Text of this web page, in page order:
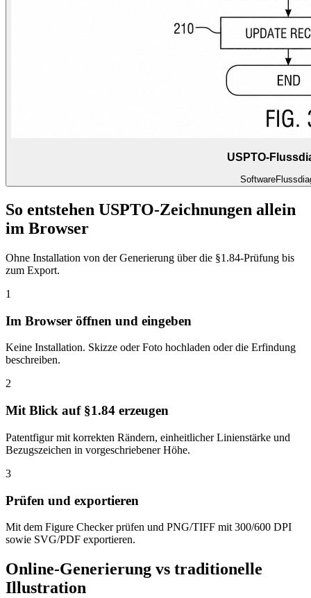
USPTO-
Software
So entstehen USPTO-Zeichnungen allein
im Browser
Ohne Installation von der Generierung über die §1.84-Prüfung bis
zum Export.
1
Im Browser öffnen und eingeben
Keine Installation. Skizze oder Foto hochladen oder die Erfindung
beschreiben.
2
Mit Blick auf §1.84 erzeugen
Patentfigur mit korrekten Rändern, einheitlicher Linienstärke und
Bezugszeichen in vorgeschriebener Höhe.
3
Prüfen und exportieren
Mit dem Figure Checker prüfen und PNG/TIFF mit 300/600 DPI
sowie SVG/PDF exportieren.
Online-Generierung vs traditionelle
Illustration